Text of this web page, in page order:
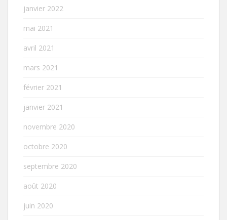
janvier 2022
mai 2021
avril 2021
mars 2021
février 2021
janvier 2021
novembre 2020
octobre 2020
septembre 2020
août 2020
juin 2020